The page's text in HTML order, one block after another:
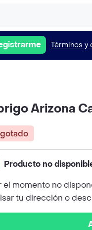
Términos y
Arizona
Producto no
el momento no
tu dirección o